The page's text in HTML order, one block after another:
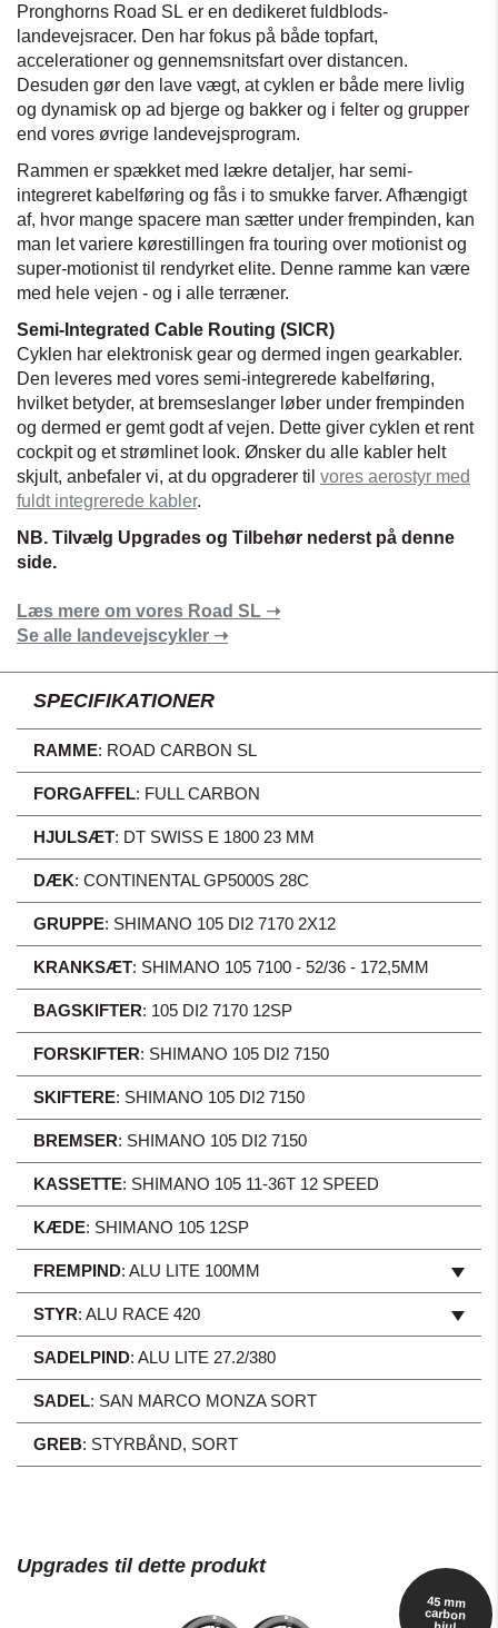
Pronghorns Road SL er en dedikeret fuldblods-
landevejsracer. Den har fokus på både topfart,
accelerationer og gennemsnitsfart over distancen.
Desuden gør den lave vægt, at cyklen er både mere livlig
og dynamisk op ad bjerge og bakker og i felter og grupper
end vores øvrige landevejsprogram.
Rammen er spækket med lækre detaljer, har semi-
integreret kabelføring og fås i to smukke farver. Afhængigt
af, hvor mange spacere man sætter under frempinden, kan
man let variere kørestillingen fra touring over motionist og
super-motionist til rendyrket elite. Denne ramme kan være
med hele vejen - og i alle terræner.
Semi-Integrated Cable Routing (SICR)
Cyklen har elektronisk gear og dermed ingen gearkabler.
Den leveres med vores semi-integrerede kabelføring,
hvilket betyder, at bremseslanger løber under frempinden
og dermed er gemt godt af vejen. Dette giver cyklen et rent
cockpit og et strømlinet look. Ønsker du alle kabler helt
skjult, anbefaler vi, at du opgraderer til vores aerostyr med
fuldt integrerede kabler.
NB. Tilvælg Upgrades og Tilbehør nederst på denne
side.
Læs mere om vores Road SL ➝
Se alle landevejscykler ➝
SPECIFIKATIONER
RAMME: ROAD CARBON SL
FORGAFFEL: FULL CARBON
HJULSÆT: DT SWISS E 1800 23 MM
DÆK: CONTINENTAL GP5000S 28C
GRUPPE: SHIMANO 105 DI2 7170 2X12
KRANKSÆT: SHIMANO 105 7100 - 52/36 - 172,5MM
BAGSKIFTER: 105 DI2 7170 12SP
FORSKIFTER: SHIMANO 105 DI2 7150
SKIFTERE: SHIMANO 105 DI2 7150
BREMSER: SHIMANO 105 DI2 7150
KASSETTE: SHIMANO 105 11-36T 12 SPEED
KÆDE: SHIMANO 105 12SP
FREMPIND: ALU LITE 100MM
STYR: ALU RACE 420
SADELPIND: ALU LITE 27.2/380
SADEL: SAN MARCO MONZA SORT
GREB: STYRBÅND, SORT
Upgrades til dette produkt
45 mm
carbon